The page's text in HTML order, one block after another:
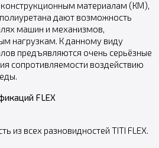
конструкционным материалам (КМ),
дают возможность
машин и механизмов,
нагрузкам. К данному виду
предъявляются очень серьёзные
сопротивляемости воздействию
FLEX
из всех разновидностей TITI FLEX.